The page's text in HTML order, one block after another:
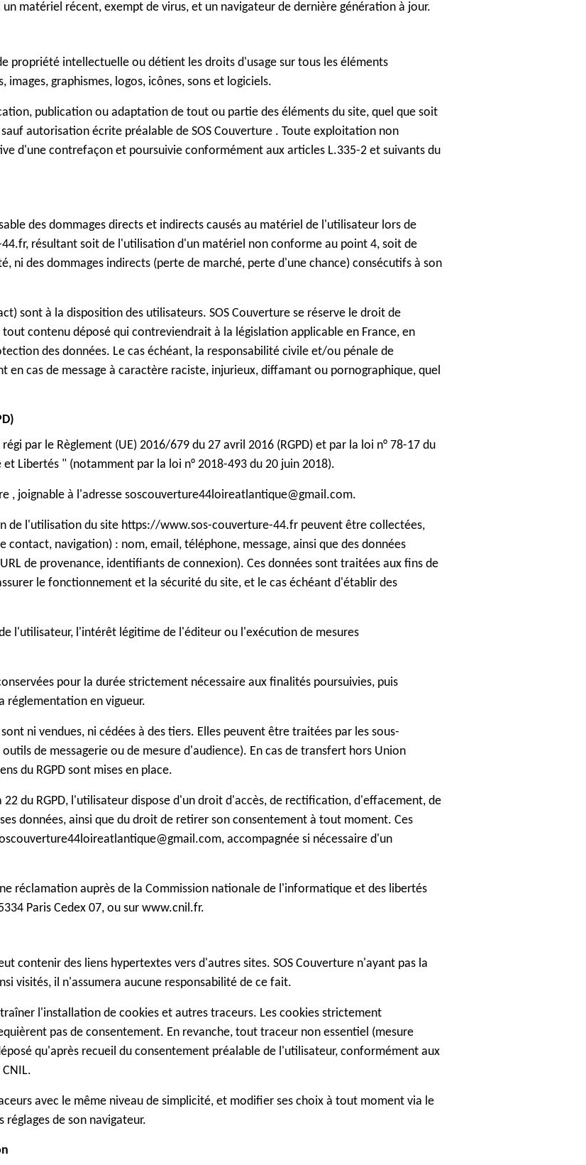
matériel récent, exempt de virus, et un navigateur de dernière génération à jour.
propriété intellectuelle ou détient les droits d'usage sur tous les éléments
graphismes, logos, icônes, sons et logiciels.
publication ou adaptation de tout ou partie des éléments du site, quel que soit
autorisation écrite préalable de SOS Couverture . Toute exploitation non
d'une contrefaçon et poursuivie conformément aux articles L.335-2 et suivants du
des dommages directs et indirects causés au matériel de l'utilisateur lors de
résultant soit de l'utilisation d'un matériel non conforme au point 4, soit de
ni des dommages indirects (perte de marché, perte d'une chance) consécutifs à son
sont à la disposition des utilisateurs. SOS Couverture se réserve le droit de
contenu déposé qui contreviendrait à la législation applicable en France, en
des données. Le cas échéant, la responsabilité civile et/ou pénale de
cas de message à caractère raciste, injurieux, diffamant ou pornographique, quel
par le Règlement (UE) 2016/679 du 27 avril 2016 (RGPD) et par la loi n° 78-17 du
Libertés " (notamment par la loi n° 2018-493 du 20 juin 2018).
, joignable à l'adresse soscouverture44loireatlantique@gmail.com.
de l'utilisation du site https://www.sos-couverture-44.fr peuvent être collectées,
navigation) : nom, email, téléphone, message, ainsi que des données
de provenance, identifiants de connexion). Ces données sont traitées aux fins de
le fonctionnement et la sécurité du site, et le cas échéant d'établir des
l'utilisateur, l'intérêt légitime de l'éditeur ou l'exécution de mesures
pour la durée strictement nécessaire aux finalités poursuivies, puis
réglementation en vigueur.
ni vendues, ni cédées à des tiers. Elles peuvent être traitées par les sous-
de messagerie ou de mesure d'audience). En cas de transfert hors Union
du RGPD sont mises en place.
du RGPD, l'utilisateur dispose d'un droit d'accès, de rectification, d'effacement, de
données, ainsi que du droit de retirer son consentement à tout moment. Ces
accompagnée si nécessaire d'un
réclamation auprès de la Commission nationale de l'informatique et des libertés
Paris Cedex 07, ou sur www.cnil.fr.
contenir des liens hypertextes vers d'autres sites. SOS Couverture n'ayant pas la
visités, il n'assumera aucune responsabilité de ce fait.
l'installation de cookies et autres traceurs. Les cookies strictement
pas de consentement. En revanche, tout traceur non essentiel (mesure
qu'après recueil du consentement préalable de l'utilisateur, conformément aux
avec le même niveau de simplicité, et modifier ses choix à tout moment via le
de son navigateur.